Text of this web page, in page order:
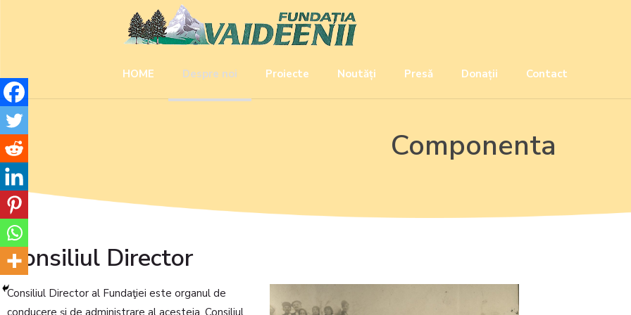
HOME Despre noi Proiecte Noutăți Presǎ Donații Contact
Componenta
Consiliul Director
Consiliul Director al Fundaţiei este organul de
conducere şi de administrare al acesteia. Consiliul